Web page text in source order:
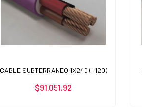
CABLE SUBTERRANEO 1X240 (+120)
$91.051,92